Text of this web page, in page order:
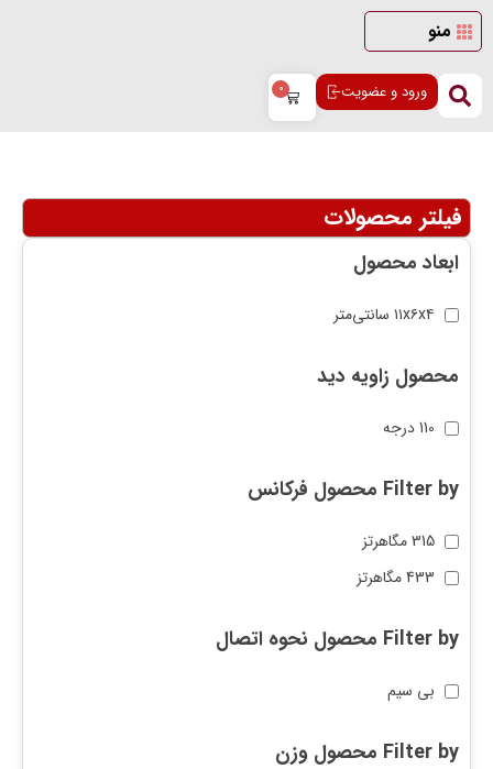
منو
0 ورود و عضویت
فیلتر محصولات
ابعاد محصول
۱۱x۶x۴ سانتی‌متر
محصول زاویه دید
110 درجه
Filter by محصول فرکانس
315 مگاهرتز
433 مگاهرتز
Filter by محصول نحوه اتصال
بی سیم
Filter by محصول وزن